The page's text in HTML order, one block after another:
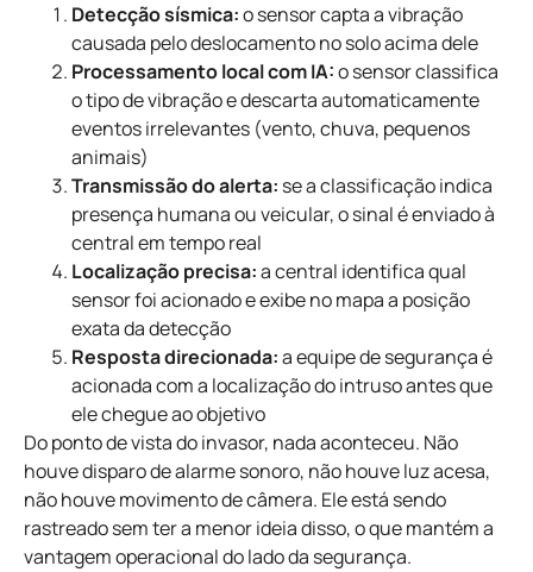
Detecção sísmica:o sensor capta a vibração
causada pelo deslocamento no solo acima dele
Processamento local com IA:o sensor classifica
o tipo de vibração e descarta automaticamente
eventos irrelevantes (vento, chuva, pequenos
animais)
Transmissão do alerta: se a classificação indica
presença humana ou veicular, o sinal é enviado à
central em tempo real
Localização precisa:a central identifica qual
sensor foi acionado e exibe no mapa a posição
exata da detecção
Resposta direcionada:a equipe de segurança é
acionada com a localização do intruso antes que
ele chegue ao objetivo
Do ponto de vista do invasor, nada aconteceu. Não
houve disparo de alarme sonoro, não houve luz acesa,
não houve movimento de câmera. Ele está sendo
rastreado sem ter a menor ideia disso, o que mantém a
vantagem operacional do lado da segurança.